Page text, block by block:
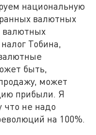
национальную
валютных
валютных
Тобина,
быть,
может
прибыли. Я
что не надо
на 100%.